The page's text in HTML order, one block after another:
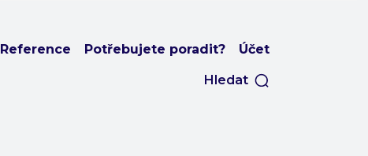
Reference Potřebujete poradit? Účet
Hledat